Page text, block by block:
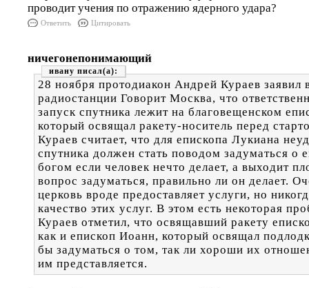
проводит учения по отражению ядерного удара?
Ответить Цитировать
ничегонепонимающий
ивану
28 ноября протодиакон Андрей Кураев заявил
радиостанции Говорит Москва, что
запуск спутника лежит на благовещенском
который освящал ракету-носитель перед
Кураев считает, что для епископа Лукиана
спутника должен стать поводом задуматься о
богом если человек нечто делает, а выходит
вопрос задуматься, правильно ли он делает.
церковь вроде предоставляет услуги, но
качество этих услуг. В этом есть некоторая
Кураев отметил, что освящавший ракету
как и епископ Иоанн, который освящал
бы задуматься о том, так ли хороши их
им представляется.